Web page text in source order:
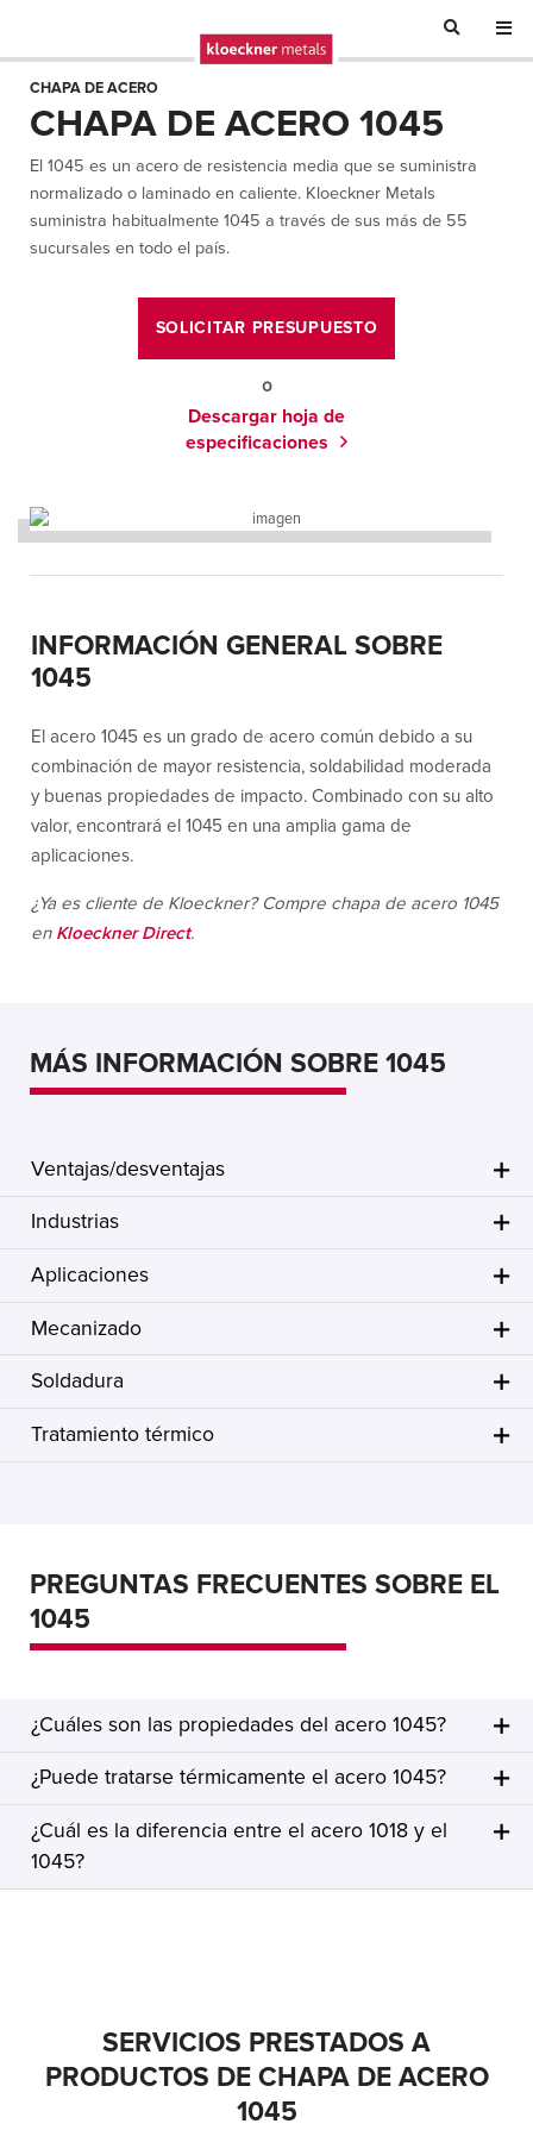
CHAPA DE ACERO
CHAPA DE ACERO 1045
El 1045 es un acero de resistencia media que se suministra
normalizado o laminado en caliente. Kloeckner Metals
suministra habitualmente 1045 a través de sus más de 55
sucursales en todo el país.
SOLICITAR PRESUPUESTO
o
Descargar hoja de
especificaciones
INFORMACIÓN GENERAL SOBRE
1045
El acero 1045 es un grado de acero común debido a su
combinación de mayor resistencia, soldabilidad moderada
y buenas propiedades de impacto. Combinado con su alto
valor, encontrará el 1045 en una amplia gama de
aplicaciones.
¿Ya es cliente de Kloeckner? Compre chapa de acero 1045
en Kloeckner Direct.
MÁS INFORMACIÓN SOBRE 1045
Ventajas/desventajas
Industrias
Aplicaciones
Mecanizado
Soldadura
Tratamiento térmico
PREGUNTAS FRECUENTES SOBRE EL
1045
¿Cuáles son las propiedades del acero 1045?
¿Puede tratarse térmicamente el acero 1045?
¿Cuál es la diferencia entre el acero 1018 y el
1045?
SERVICIOS PRESTADOS A
PRODUCTOS DE CHAPA DE ACERO
1045